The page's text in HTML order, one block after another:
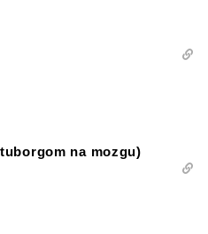
na mozgu)